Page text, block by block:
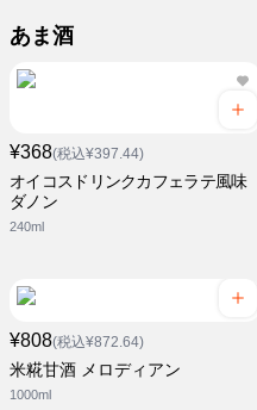
あま酒
¥368(税込¥397.44)
オイコスドリンクカフェラテ風味
ダノン
240ml
¥808(税込¥872.64)
米糀甘酒 メロディアン
1000ml